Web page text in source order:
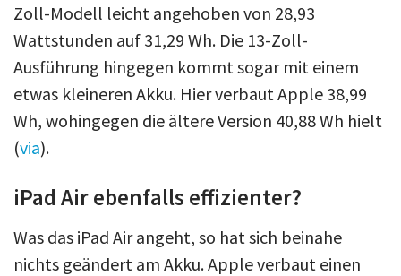
Zoll-Modell leicht angehoben von 28,93
Wattstunden auf 31,29 Wh. Die 13-Zoll-
Ausführung hingegen kommt sogar mit einem
etwas kleineren Akku. Hier verbaut Apple 38,99
Wh, wohingegen die ältere Version 40,88 Wh hielt
(via).
iPad Air ebenfalls effizienter?
Was das iPad Air angeht, so hat sich beinahe
nichts geändert am Akku. Apple verbaut einen